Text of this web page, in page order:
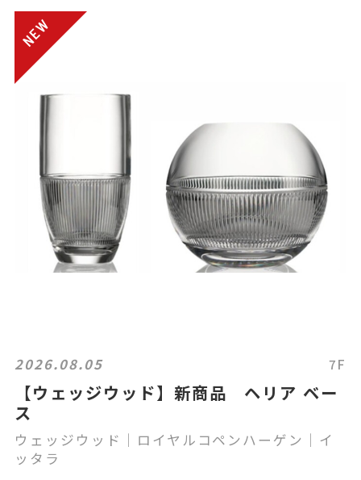
2026.08.05 7F
【ウェッジウッド】新商品 ヘリア ベー
ス
ウェッジウッド｜ロイヤルコペンハーゲン｜イ
ッタラ